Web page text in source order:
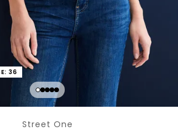
36
Street One